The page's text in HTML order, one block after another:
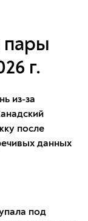
пары
г.
из-за
после
данных
под